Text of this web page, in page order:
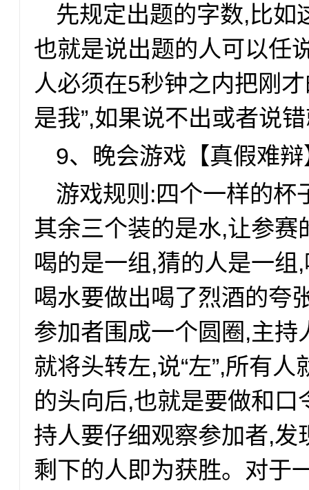
先规定出题的字数,比如
也就是说出题的人可以任
人必须在5秒钟之内把刚
是我”,如果说不出或者说
9、晚会游戏【真假难
游戏规则:四个一样的杯
其余三个装的是水,让参
喝的是一组,猜的人是一
喝水要做出喝了烈酒的夸
参加者围成一个圆圈,主持
就将头转左,说“左”,所有人
的头向后,也就是要做和
持人要仔细观察参加者,
剩下的人即为获胜。对于